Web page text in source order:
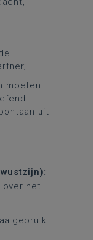
moeten
uit
:
over het